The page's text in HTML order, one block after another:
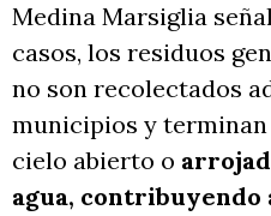
Medina Marsiglia
casos, los residuos
no son recolectados
municipios y terminan
cielo abierto o
agua, contribuyendo